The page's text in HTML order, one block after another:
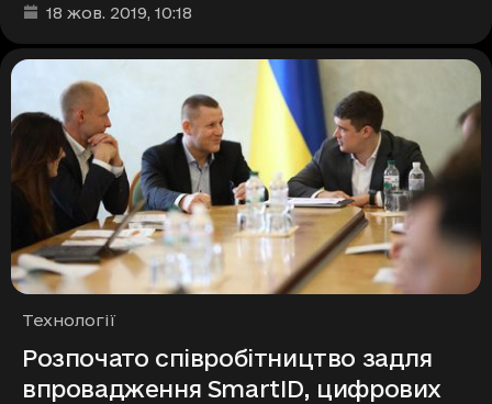
Дата та час публікації
18 жов. 2019, 10:18
Рубрики
Технології
Розпочато співробітництво задля
впровадження SmartID, цифрових